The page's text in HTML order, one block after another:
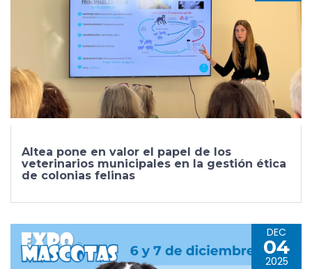
Altea pone en valor el papel de los
veterinarios municipales en la gestión ética
de colonias felinas
DEC
04
2025